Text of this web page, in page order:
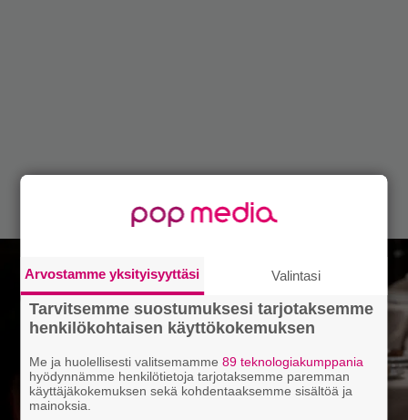
Arvostamme yksityisyyttäsi Valintasi
Tarvitsemme suostumuksesi tarjotaksemme
henkilökohtaisen käyttökokemuksen
Me ja huolellisesti valitsemamme89 teknologiakumppania
hyödynnämme henkilötietoja tarjotaksemme paremman
käyttäjäkokemuksen sekä kohdentaaksemme sisältöä ja
mainoksia.